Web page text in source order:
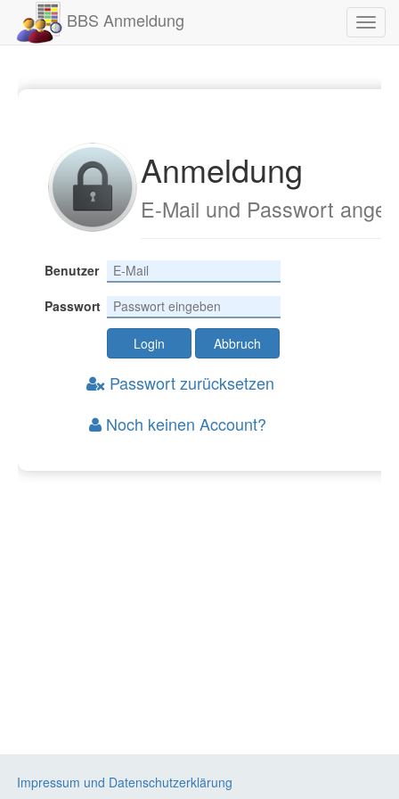
BBS Anmeldung
Anmeldung
E-Mail und Passwort
Benutzer
Passwort
Login Abbruch
Passwort zurücksetzen
Noch keinen Account?
Impressum und Datenschutzerklärung